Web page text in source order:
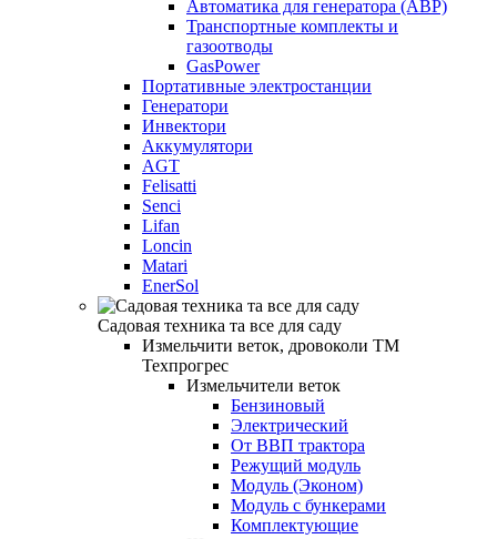
Автоматика для генератора (АВР)
Транспортные комплекты и
газоотводы
GasPower
Портативные электростанции
Генератори
Инвектори
Аккумулятори
AGT
Felisatti
Senci
Lifan
Loncin
Matari
EnerSol
Садовая техника та все для саду
Измельчити веток, дровоколи ТМ
Техпрогрес
Измельчители веток
Бензиновый
Электрический
От ВВП трактора
Режущий модуль
Модуль (Эконом)
Модуль с бункерами
Комплектующие